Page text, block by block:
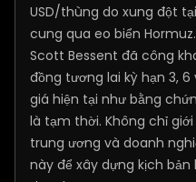
USD/thùng do xung đột
cung qua eo biển
Scott Bessent đã công
đồng tương lai kỳ hạn 3,
giá hiện tại như bằng
là tạm thời. Không chỉ
trung ương và doanh
này để xây dựng kịch